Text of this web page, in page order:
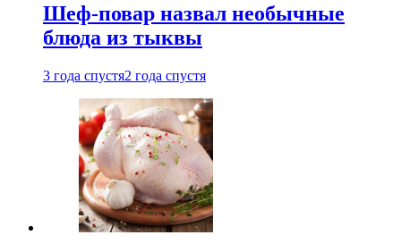
Шеф-повар назвал необычные
блюда из тыквы
3 года спустя2 года спустя